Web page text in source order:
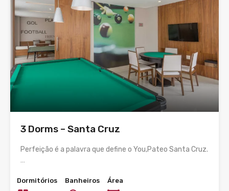
3 Dorms – Santa Cruz
Perfeição é a palavra que define o You,Pateo Santa Cruz.
…
Dormitórios
Banheiros
Área